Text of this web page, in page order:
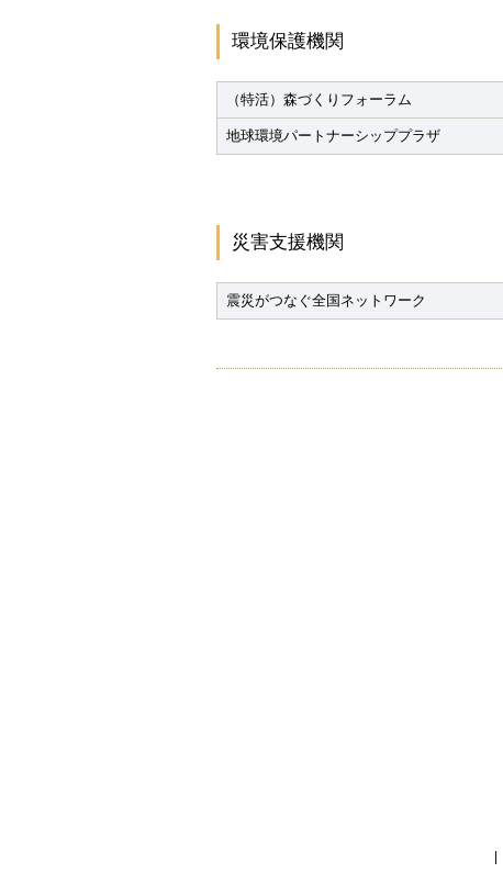
環境保護機関
（特活）森づくりフォーラム
地球環境パートナーシッププラザ
災害支援機関
震災がつなぐ全国ネットワーク